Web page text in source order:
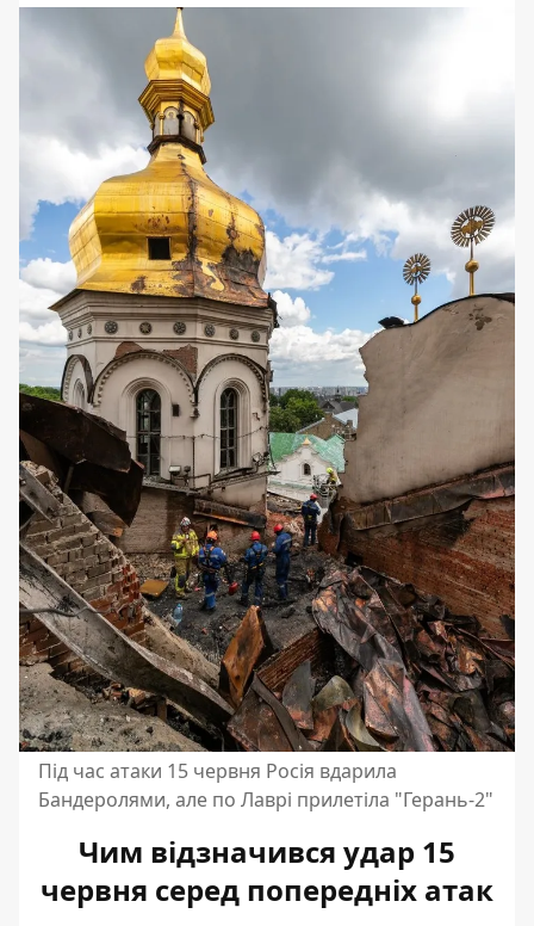
Під час атаки 15 червня Росія вдарила
Бандеролями, але по Лаврі прилетіла "Герань-2"
Чим відзначився удар 15
червня серед попередніх атак